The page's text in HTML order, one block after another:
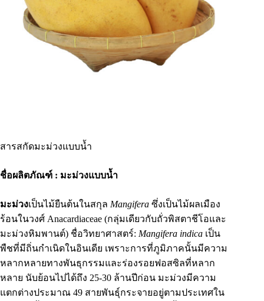
สารสกัดมะม่วงแบบน้ำ
ชื่อผลิตภัณฑ์ : มะม่วงแบบน้ำ
มะม่วงเป็นไม้ยืนต้นในสกุล Mangifera ซึ่งเป็นไม้ผลเมือง
ร้อนในวงศ์ Anacardiaceae (กลุ่มเดียวกับถั่วพิสตาชีโอและ
มะม่วงหิมพานต์) ชื่อวิทยาศาสตร์: Mangifera indica เป็น
พืชที่มีถิ่นกำเนิดในอินเดีย เพราะการที่ภูมิภาคนั้นมีความ
หลากหลายทางพันธุกรรมและร่องรอยฟอสซิลที่หลาก
หลาย นับย้อนไปได้ถึง 25-30 ล้านปีก่อน มะม่วงมีความ
แตกต่างประมาณ 49 สายพันธุ์กระจายอยู่ตามประเทศใน